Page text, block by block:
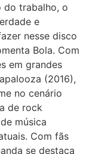
do trabalho, o
e
nesse disco
Bola. Com
em grandes
(2016),
no cenário
de rock
música
Com fãs
se destaca